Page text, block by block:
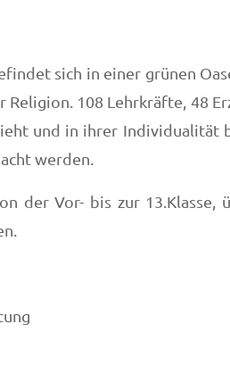
sich in einer grünen
108 Lehrkräfte, 48
und in ihrer Individualität
werden.
der Vor- bis zur